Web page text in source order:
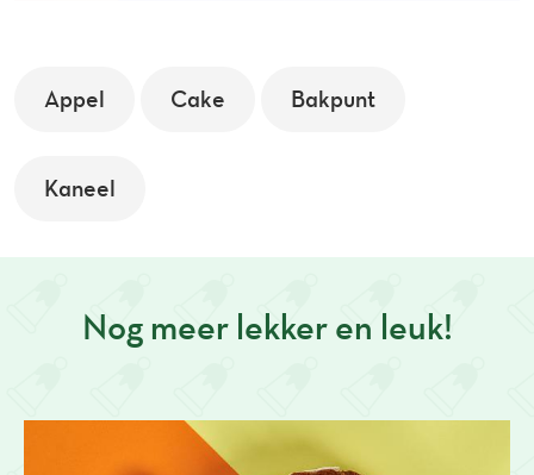
Appel Cake Bakpunt
Kaneel
Nog meer lekker en leuk!